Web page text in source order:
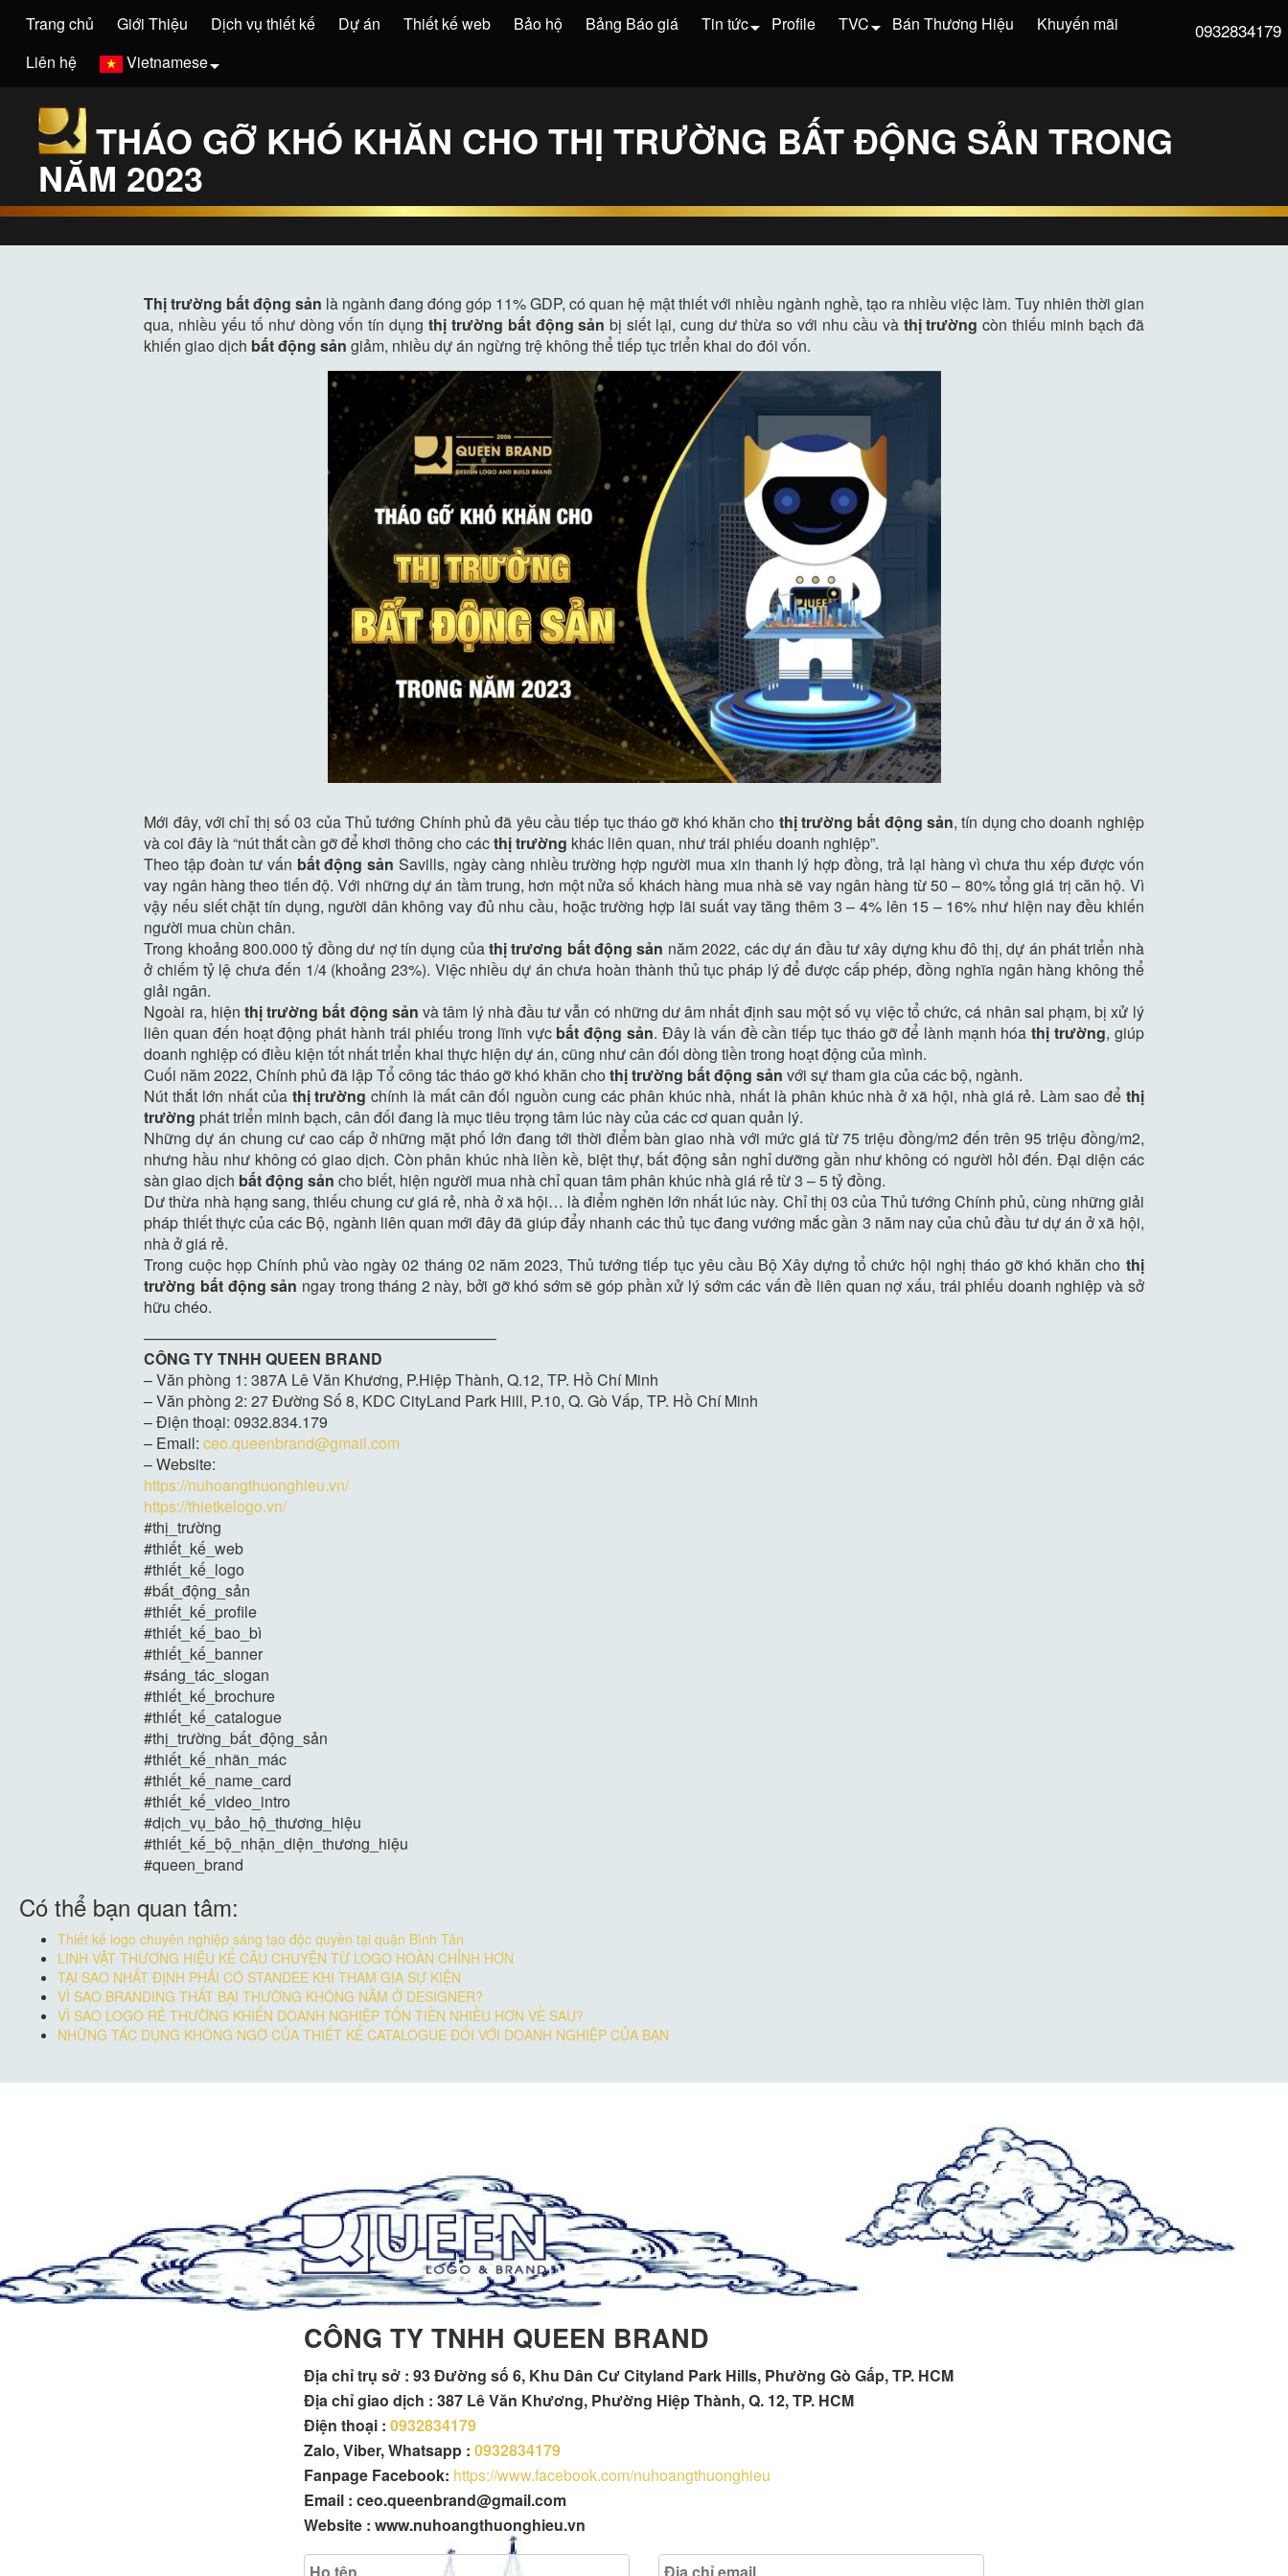
0932834179
Trang chủ Giới Thiệu Dịch vụ thiết kế Dự án Thiết kế web Bảo hộ Bảng Báo giá Tin tức Profile TVC Bán Thương Hiệu
Khuyến mãi
Liên hệ
Vietnamese
THÁO GỠ KHÓ KHĂN CHO THỊ TRƯỜNG BẤT ĐỘNG SẢN TRONG
NĂM 2023
Thị trường bất động sản là ngành đang đóng góp 11% GDP, có quan hệ mật thiết với nhiều ngành nghề, tạo ra nhiều việc làm. Tuy nhiên thời gian
qua, nhiều yếu tố như dòng vốn tín dụngthị trường bất động sản bị siết lại, cung dư thừa so với nhu cầu và thị trường còn thiếu minh bạch đã
khiến giao dịch bất động sản giảm, nhiều dự án ngừng trệ không thể tiếp tục triển khai do đói vốn.
Mới đây, với chỉ thị số 03 của Thủ tướng Chính phủ đã yêu cầu tiếp tục tháo gỡ khó khăn cho thị trường bất động sản, tín dụng cho doanh nghiệp
và coi đây là “nút thắt cần gỡ để khơi thông cho cácthị trường khác liên quan, như trái phiếu doanh nghiệp”.
Theo tập đoàn tư vấn bất động sản Savills, ngày càng nhiều trường hợp người mua xin thanh lý hợp đồng, trả lại hàng vì chưa thu xếp được vốn
vay ngân hàng theo tiến độ. Với những dự án tầm trung, hơn một nửa số khách hàng mua nhà sẽ vay ngân hàng từ 50 – 80% tổng giá trị căn hộ. Vì
vậy nếu siết chặt tín dụng, người dân không vay đủ nhu cầu, hoặc trường hợp lãi suất vay tăng thêm 3 – 4% lên 15 – 16% như hiện nay đều khiến
người mua chùn chân.
Trong khoảng 800.000 tỷ đồng dư nợ tín dụng củathị trương bất động sản năm 2022, các dự án đầu tư xây dựng khu đô thị, dự án phát triển nhà
ở chiếm tỷ lệ chưa đến 1/4 (khoảng 23%). Việc nhiều dự án chưa hoàn thành thủ tục pháp lý để được cấp phép, đồng nghĩa ngân hàng không thể
giải ngân.
Ngoài ra, hiệnthị trường bất động sản và tâm lý nhà đầu tư vẫn có những dư âm nhất định sau một số vụ việc tổ chức, cá nhân sai phạm, bị xử lý
liên quan đến hoạt động phát hành trái phiếu trong lĩnh vực bất động sản. Đây là vấn đề cần tiếp tục tháo gỡ để lành mạnh hóathị trường, giúp
doanh nghiệp có điều kiện tốt nhất triển khai thực hiện dự án, cũng như cân đối dòng tiền trong hoạt động của mình.
Cuối năm 2022, Chính phủ đã lập Tổ công tác tháo gỡ khó khăn chothị trường bất động sản với sự tham gia của các bộ, ngành.
Nút thắt lớn nhất của thị trường chính là mất cân đối nguồn cung các phân khúc nhà, nhất là phân khúc nhà ở xã hội, nhà giá rẻ. Làm sao để thị
trường phát triển minh bạch, cân đối đang là mục tiêu trọng tâm lúc này của các cơ quan quản lý.
Những dự án chung cư cao cấp ở những mặt phố lớn đang tới thời điểm bàn giao nhà với mức giá từ 75 triệu đồng/m2 đến trên 95 triệu đồng/m2,
nhưng hầu như không có giao dịch. Còn phân khúc nhà liền kề, biệt thự, bất động sản nghỉ dưỡng gần như không có người hỏi đến. Đại diện các
sàn giao dịch bất động sản cho biết, hiện người mua nhà chỉ quan tâm phân khúc nhà giá rẻ từ 3 – 5 tỷ đồng.
Dư thừa nhà hạng sang, thiếu chung cư giá rẻ, nhà ở xã hội… là điểm nghẽn lớn nhất lúc này. Chỉ thị 03 của Thủ tướng Chính phủ, cùng những giải
pháp thiết thực của các Bộ, ngành liên quan mới đây đã giúp đẩy nhanh các thủ tục đang vướng mắc gần 3 năm nay của chủ đầu tư dự án ở xã hội,
nhà ở giá rẻ.
Trong cuộc họp Chính phủ vào ngày 02 tháng 02 năm 2023, Thủ tướng tiếp tục yêu cầu Bộ Xây dựng tổ chức hội nghị tháo gỡ khó khăn cho thị
trường bất động sản ngay trong tháng 2 này, bởi gỡ khó sớm sẽ góp phần xử lý sớm các vấn đề liên quan nợ xấu, trái phiếu doanh nghiệp và sở
hữu chéo.
———————————————————————
CÔNG TY TNHH QUEEN BRAND
– Văn phòng 1: 387A Lê Văn Khương, P.Hiệp Thành, Q.12, TP. Hồ Chí Minh
– Văn phòng 2: 27 Đường Số 8, KDC CityLand Park Hill, P.10, Q. Gò Vấp, TP. Hồ Chí Minh
– Điện thoại: 0932.834.179
– Email:ceo.queenbrand@gmail.com
– Website:
https://nuhoangthuonghieu.vn/
https://thietkelogo.vn/
#thị_trường
#thiết_kế_web
#thiết_kế_logo
#bất_động_sản
#thiết_kế_profile
#thiết_kế_bao_bì
#thiết_kế_banner
#sáng_tác_slogan
#thiết_kế_brochure
#thiết_kế_catalogue
#thị_trường_bất_động_sản
#thiết_kế_nhãn_mác
#thiết_kế_name_card
#thiết_kế_video_intro
#dịch_vụ_bảo_hộ_thương_hiệu
#thiết_kế_bộ_nhận_diện_thương_hiệu
#queen_brand
Có thể bạn quan tâm:
Thiết kế logo chuyên nghiệp sáng tạo độc quyền tại quận Bình Tân
LINH VẬT THƯƠNG HIỆU KỂ CÂU CHUYỆN TỪ LOGO HOÀN CHỈNH HƠN
TẠI SAO NHẤT ĐỊNH PHẢI CÓ STANDEE KHI THAM GIA SỰ KIỆN
VÌ SAO BRANDING THẤT BẠI THƯỜNG KHÔNG NẰM Ở DESIGNER?
VÌ SAO LOGO RẺ THƯỜNG KHIẾN DOANH NGHIỆP TỐN TIỀN NHIỀU HƠN VỀ SAU?
NHỮNG TÁC DỤNG KHÔNG NGỜ CỦA THIẾT KẾ CATALOGUE ĐỐI VỚI DOANH NGHIỆP CỦA BẠN
CÔNG TY TNHH QUEEN BRAND
Địa chỉ trụ sở :93 Đường số 6, Khu Dân Cư Cityland Park Hills, Phường Gò Gấp, TP. HCM
Địa chỉ giao dịch : 387 Lê Văn Khương, Phường Hiệp Thành, Q. 12, TP. HCM
Điện thoại :0932834179
Zalo, Viber, Whatsapp :0932834179
Fanpage Facebook: https://www.facebook.com/nuhoangthuonghieu
Email : ceo.queenbrand@gmail.com
Website : www.nuhoangthuonghieu.vn